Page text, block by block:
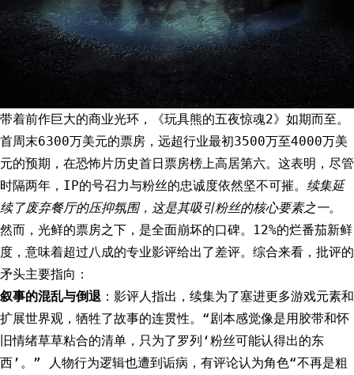
带着前作巨大的商业光环，《玩具熊的五夜惊魂2》如期而至。
首周末6300万美元的票房，远超行业最初3500万至4000万美
元的预期，在恐怖片历史首日票房榜上高居第六。这表明，尽管
时隔两年，IP的号召力与粉丝的忠诚度依然坚不可摧。 续集延
续了废弃餐厅的压抑氛围，这是其吸引粉丝的核心要素之一。
然而，光鲜的票房之下，是全面崩坏的口碑。12%的烂番茄新鲜
度，意味着超过八成的专业影评给出了差评。综合来看，批评的
矛头主要指向：
叙事的混乱与倒退 ：影评人指出，续集为了塞进更多游戏元素和
扩展世界观，牺牲了故事的连贯性。“剧本感觉像是用胶带和怀
旧情绪草草粘合的清单，只为了罗列‘粉丝可能认得出的东
西’。” 人物行为逻辑也遭到诟病，有评论认为角色“不再是粗